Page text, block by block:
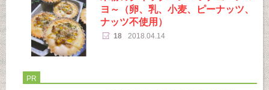
ヨ～（卵、乳、小麦、ピーナッツ、
ナッツ不使用）
18 2018.04.14
PR